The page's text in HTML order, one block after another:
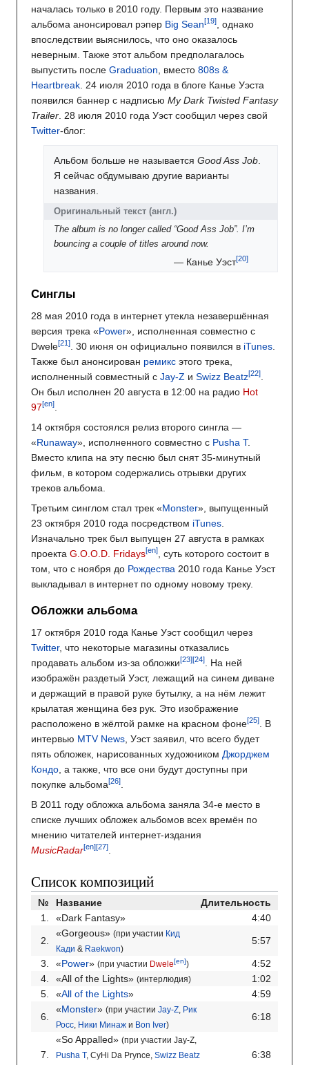
началась только в 2010 году. Первым это название
альбома анонсировал рэпер Big Sean
, однако
впоследствии выяснилось, что оно оказалось
неверным. Также этот альбом предполагалось
выпустить после Graduation , вместо 808s &
Heartbreak . 24 июля 2010 года в блоге Канье Уэста
появился баннер с надписью My Dark Twisted Fantasy
Trailer . 28 июля 2010 года Уэст сообщил через свой
Twitter-блог:
Альбом больше не называется Good Ass Job.
Я сейчас обдумываю другие варианты
названия.
Оригинальный текст (англ.)
The album is no longer called “Good Ass Job”. I’m
bouncing a couple of titles around now.
— Канье Уэст
Синглы
28 мая 2010 года в интернет утекла незавершённая
версия трека «Power», исполненная совместно с
Dwele
. 30 июня он официально появился в iTunes
Также был анонсирован ремикс этого трека,
исполненный совместный с Jay-Z и Swizz Beatz
Он был исполнен 20 августа в 12:00 на радио Hot
97[en]
14 октября состоялся релиз второго сингла —
«Runaway», исполненного совместно с Pusha T.
Вместо клипа на эту песню был снят 35-минутный
фильм, в котором содержались отрывки других
треков альбома.
Третьим синглом стал трек «Monster», выпущенный
23 октября 2010 года посредством iTunes
Изначально трек был выпущен 27 августа в рамках
проекта G.O.O.D. Fridays[en]
, суть которого состоит в
том, что с ноября до Рождества 2010 года Канье Уэст
выкладывал в интернет по одному новому треку.
Обложки альбома
17 октября 2010 года Канье Уэст сообщил через
Twitter, что некоторые магазины отказались
продавать альбом из-за обложки
. На ней
изображён раздетый Уэст, лежащий на синем диване
и держащий в правой руке бутылку, а на нём лежит
крылатая женщина без рук. Это изображение
расположено в жёлтой рамке на красном фоне
. В
интервью MTV News , Уэст заявил, что всего будет
пять обложек, нарисованных художником Джорджем
Кондо , а также, что все они будут доступны при
покупке альбома
В 2011 году обложка альбома заняла 34-е место в
списке лучших обложек альбомов всех времён по
мнению читателей интернет-издания
MusicRadar[en]
Список композиций
№ Название
Длительность
1.
«Dark Fantasy» 4:40
2.
«Gorgeous» (при участии Кид
Кади & Raekwon)
5:57
3. «Power» (при участии Dwele[en])
4:52
4.
«All of the Lights» (интерлюдия)
1:02
5.
«All of the Lights» 4:59
6.
«Monster» (при участии Jay-Z, Рик
Росс, Ники Минаж и Bon Iver)
6:18
7.
«So Appalled» (при участии Jay-Z,
Pusha T, CyHi Da Prynce, Swizz Beatz
6:38